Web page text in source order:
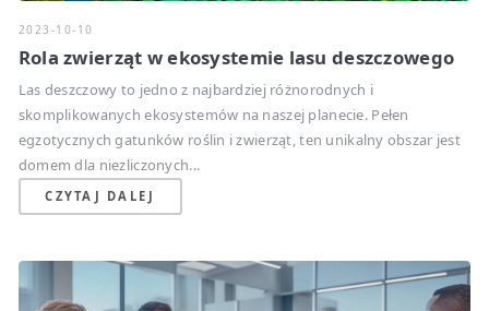
2023-10-10
Rola zwierząt w ekosystemie lasu deszczowego
Las deszczowy to jedno z najbardziej różnorodnych i
skomplikowanych ekosystemów na naszej planecie. Pełen
egzotycznych gatunków roślin i zwierząt, ten unikalny obszar jest
domem dla niezliczonych...
CZYTAJ DALEJ